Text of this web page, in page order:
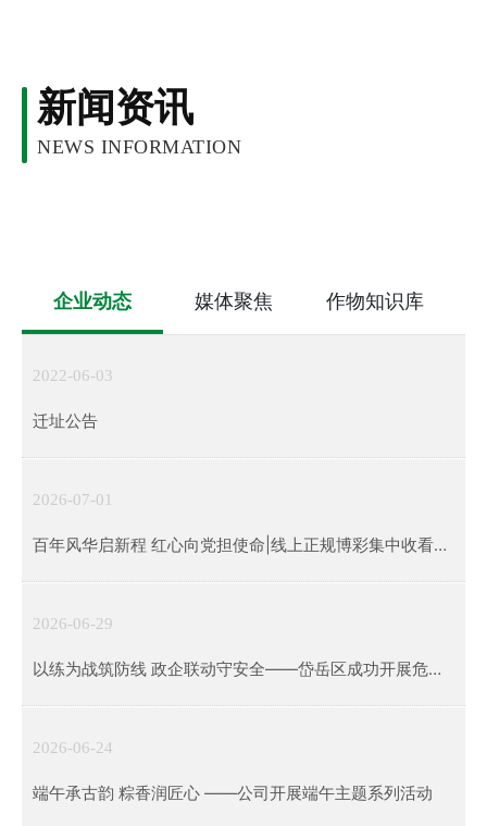
新闻资讯
NEWS INFORMATION
企业动态 媒体聚焦 作物知识库
2022-06-03
迁址公告
2026-07-01
百年风华启新程 红心向党担使命|线上正规博彩集中收看建
党105周年庆祝大会直播
2026-06-29
以练为战筑防线 政企联动守安全——岱岳区成功开展危险
化学品泄漏综合应急演练
2026-06-24
端午承古韵 粽香润匠心 ——公司开展端午主题系列活动